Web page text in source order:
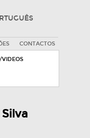
CONTACTOS
VIDEOS